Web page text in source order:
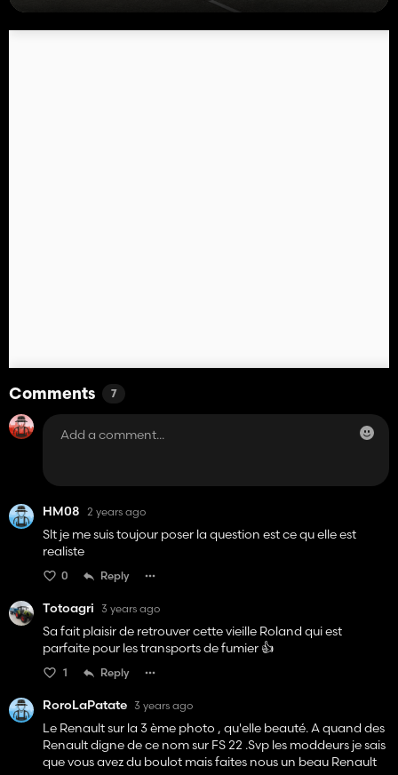
Comments 7
HM08 2 years ago
Slt je me suis toujour poser la question est ce qu elle est
realiste
0 Reply
Totoagri 3 years ago
Sa fait plaisir de retrouver cette vieille Roland qui est
parfaite pour les transports de fumier 👍
1 Reply
RoroLaPatate 3 years ago
Le Renault sur la 3 ème photo , qu'elle beauté. A quand des
Renault digne de ce nom sur FS 22 .Svp les moddeurs je sais
que vous avez du boulot mais faites nous un beau Renault